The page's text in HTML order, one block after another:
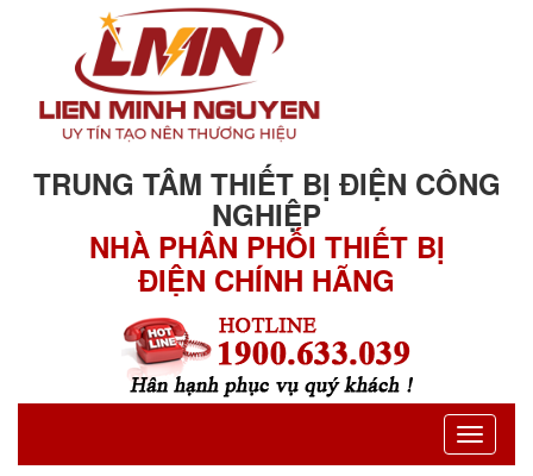
TRUNG TÂM THIẾT BỊ ĐIỆN CÔNG
NGHIỆP
NHÀ PHÂN PHỐI THIẾT BỊ
ĐIỆN CHÍNH HÃNG
Toggle